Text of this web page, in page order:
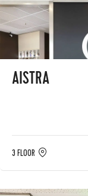
AISTRA
3 FLOOR